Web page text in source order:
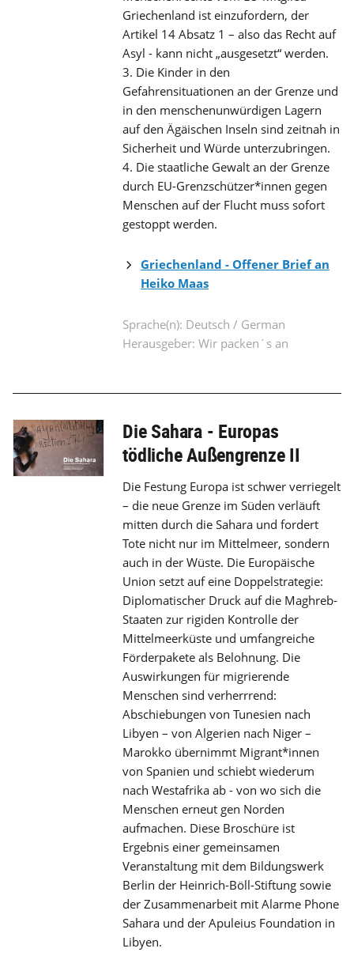
Griechenland ist einzufordern, der
Artikel 14 Absatz 1 – also das Recht auf
Asyl - kann nicht „ausgesetzt“ werden.
3. Die Kinder in den
Gefahrensituationen an der Grenze und
in den menschenunwürdigen Lagern
auf den Ägäischen Inseln sind zeitnah in
Sicherheit und Würde unterzubringen.
4. Die staatliche Gewalt an der Grenze
durch EU-Grenzschützer*innen gegen
Menschen auf der Flucht muss sofort
gestoppt werden.
Griechenland - Offener Brief an
Heiko Maas
Sprache(n): Deutsch / German
Herausgeber: Wir packen´s an
Die Sahara - Europas
tödliche Außengrenze II
Die Festung Europa ist schwer verriegelt
– die neue Grenze im Süden verläuft
mitten durch die Sahara und fordert
Tote nicht nur im Mittelmeer, sondern
auch in der Wüste. Die Europäische
Union setzt auf eine Doppelstrategie:
Diplomatischer Druck auf die Maghreb-
Staaten zur rigiden Kontrolle der
Mittelmeerküste und umfangreiche
Förderpakete als Belohnung. Die
Auswirkungen für migrierende
Menschen sind verherrrend:
Abschiebungen von Tunesien nach
Libyen – von Algerien nach Niger –
Marokko übernimmt Migrant*innen
von Spanien und schiebt wiederum
nach Westafrika ab - von wo sich die
Menschen erneut gen Norden
aufmachen. Diese Broschüre ist
Ergebnis einer gemeinsamen
Veranstaltung mit dem Bildungswerk
Berlin der Heinrich-Böll-Stiftung sowie
der Zusammenarbeit mit Alarme Phone
Sahara und der Apuleius Foundation in
Libyen.